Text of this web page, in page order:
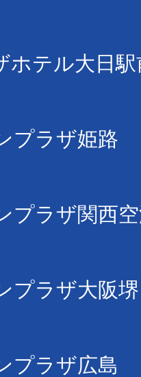
ホテル大日駅
プラザ姫路
プラザ関西
プラザ大阪堺
プラザ広島